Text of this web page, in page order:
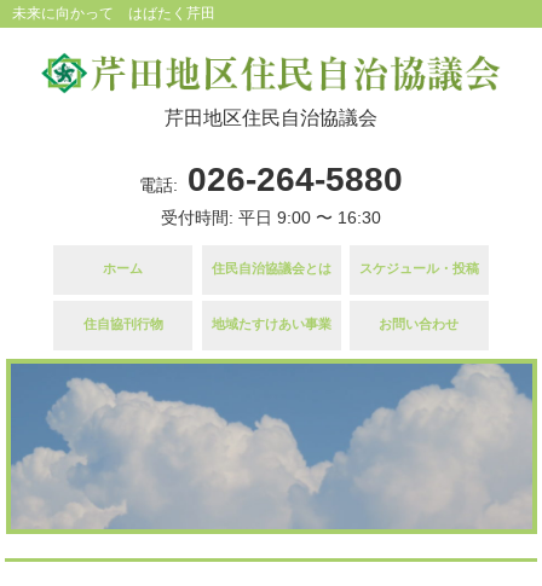
未来に向かって はばたく芹田
芹田地区住民自治協議会
電話: 026-264-5880
受付時間: 平日 9:00 〜 16:30
ホーム 住民自治協議会とは スケジュール・投稿
住自協刊行物 地域たすけあい事業 お問い合わせ